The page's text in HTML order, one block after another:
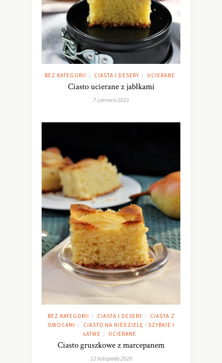
BEZ KATEGORII / CIASTA I DESERY / UCIERANE
Ciasto ucierane z jabłkami
7 czerwca 2021
BEZ KATEGORII / CIASTA I DESERY /
CIASTA Z
OWOCAMI
/
CIASTO NA NIEDZIELĘ - SZYBKIE I
ŁATWE / UCIERANE
Ciasto gruszkowe z marcepanem
12 listopada 2020